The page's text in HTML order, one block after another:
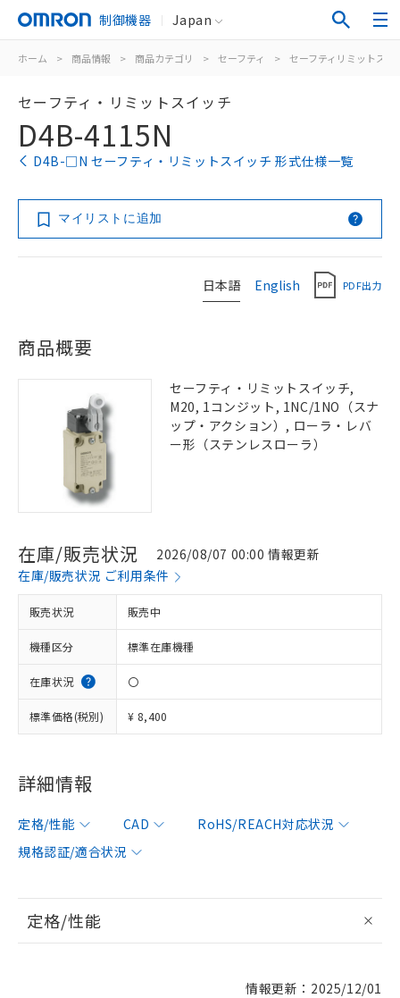
制御機器 Japan
ホーム > 商品情報 > 商品カテゴリ > セーフティ > セーフティリミットスイ
セーフティ・リミットスイッチ
D4B-4115N
D4B-□N セーフティ・リミットスイッチ 形式仕様一覧
マイリストに追加
日本語 English PDF出力
商品概要
セーフティ・リミットスイッチ,
M20, 1コンジット, 1NC/1NO（スナ
ップ・アクション）, ローラ・レバ
ー形（ステンレスローラ）
在庫/販売状況
2026/08/07 00:00 情報更新
在庫/販売状況 ご利用条件
販売状況 販売中
機種区分 標準在庫機種
在庫状況 〇
標準価格(税別) ¥ 8,400
詳細情報
定格/性能 CAD
RoHS/REACH対応状況
規格認証/適合状況
定格/性能
情報更新：2025/12/01